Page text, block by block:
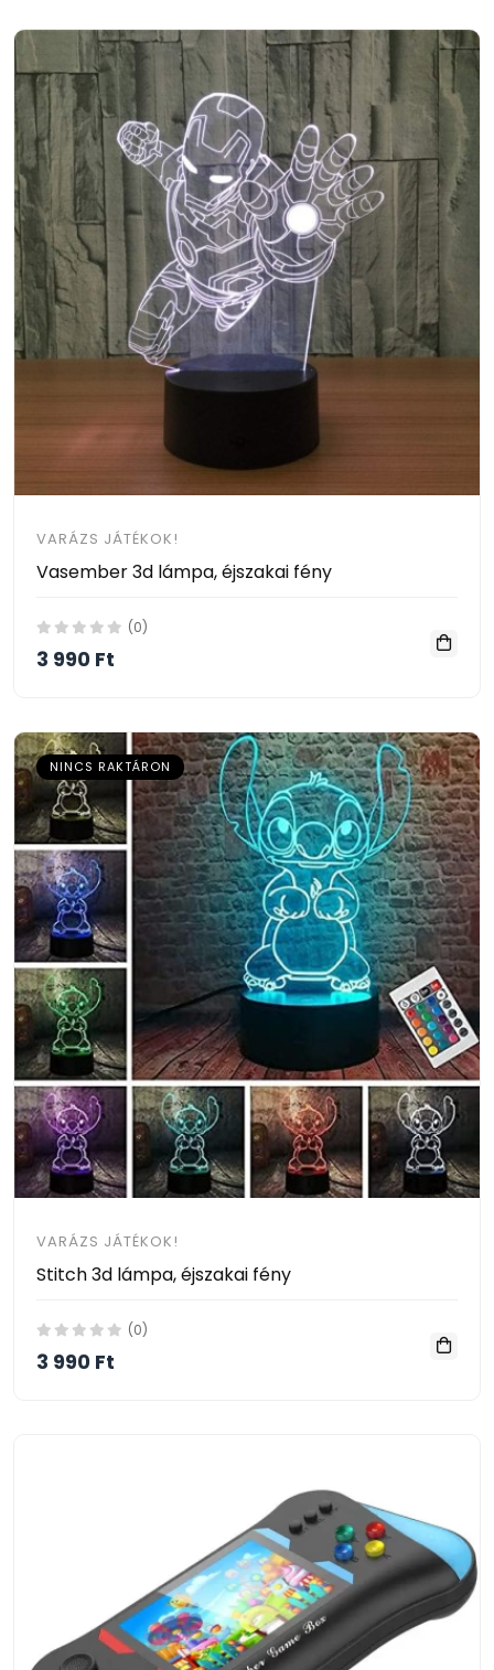
VARÁZS JÁTÉKOK!
Vasember 3d lámpa, éjszakai fény
(0)
3 990 Ft
NINCS RAKTÁRON
VARÁZS JÁTÉKOK!
Stitch 3d lámpa, éjszakai fény
(0)
3 990 Ft